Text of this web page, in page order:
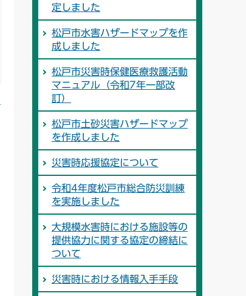
定しました
松戸市水害ハザードマップを作
成しました
松戸市災害時保健医療救護活動
マニュアル（令和7年一部改
訂）
松戸市土砂災害ハザードマップ
を作成しました
災害時応援協定について
令和4年度松戸市総合防災訓練
を実施しました
大規模水害時における施設等の
提供協力に関する協定の締結に
ついて
災害時における情報入手手段